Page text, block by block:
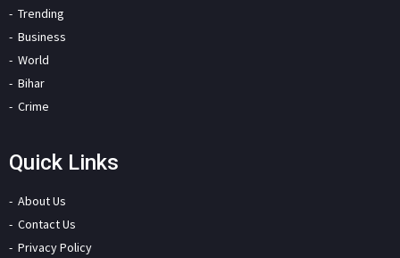
Trending
Business
World
Bihar
Crime
Quick Links
About Us
Contact Us
Privacy Policy